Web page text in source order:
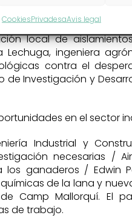
CookiesPrivadesaAvis legal
existentes dentro y fuera
local de
ingeniera
contra el
de Investigación y
en el sector
Industrial y
necesarias /
ganaderos / Edwin
de la lana y
Camp Mallorquí. El
de trabajo.